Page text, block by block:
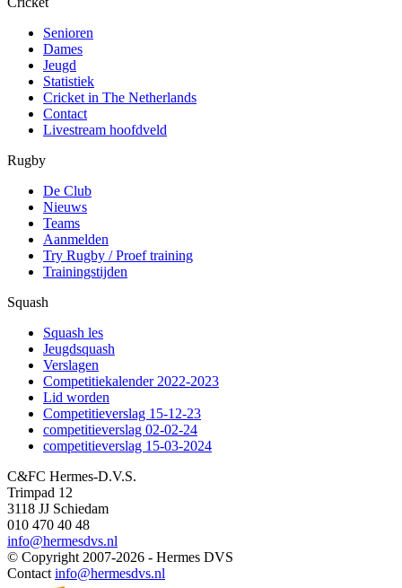
Senioren
Dames
Jeugd
Statistiek
Cricket in The Netherlands
Contact
Livestream hoofdveld
Rugby
De Club
Nieuws
Teams
Aanmelden
Try Rugby / Proef training
Trainingstijden
Squash
Squash les
Jeugdsquash
Verslagen
Competitiekalender 2022-2023
Lid worden
Competitieverslag 15-12-23
competitieverslag 02-02-24
competitieverslag 15-03-2024
C&FC Hermes-D.V.S.
Trimpad 12
3118 JJ Schiedam
010 470 40 48
info@hermesdvs.nl
© Copyright 2007-2026 - Hermes DVS
Contact info@hermesdvs.nl